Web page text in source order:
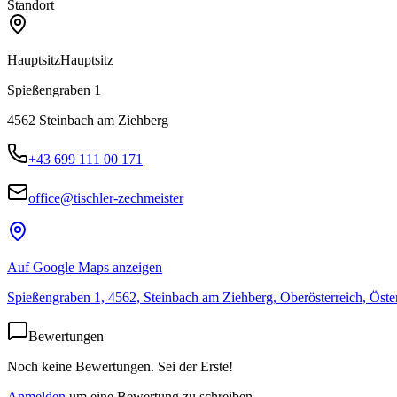
Standort
HauptsitzHauptsitz
Spießengraben 1
4562 Steinbach am Ziehberg
+43 699 111 00 171
office@tischler-zechmeister
Auf Google Maps anzeigen
Spießengraben 1, 4562, Steinbach am Ziehberg, Oberösterreich,
Bewertungen
Noch keine Bewertungen. Sei der Erste!